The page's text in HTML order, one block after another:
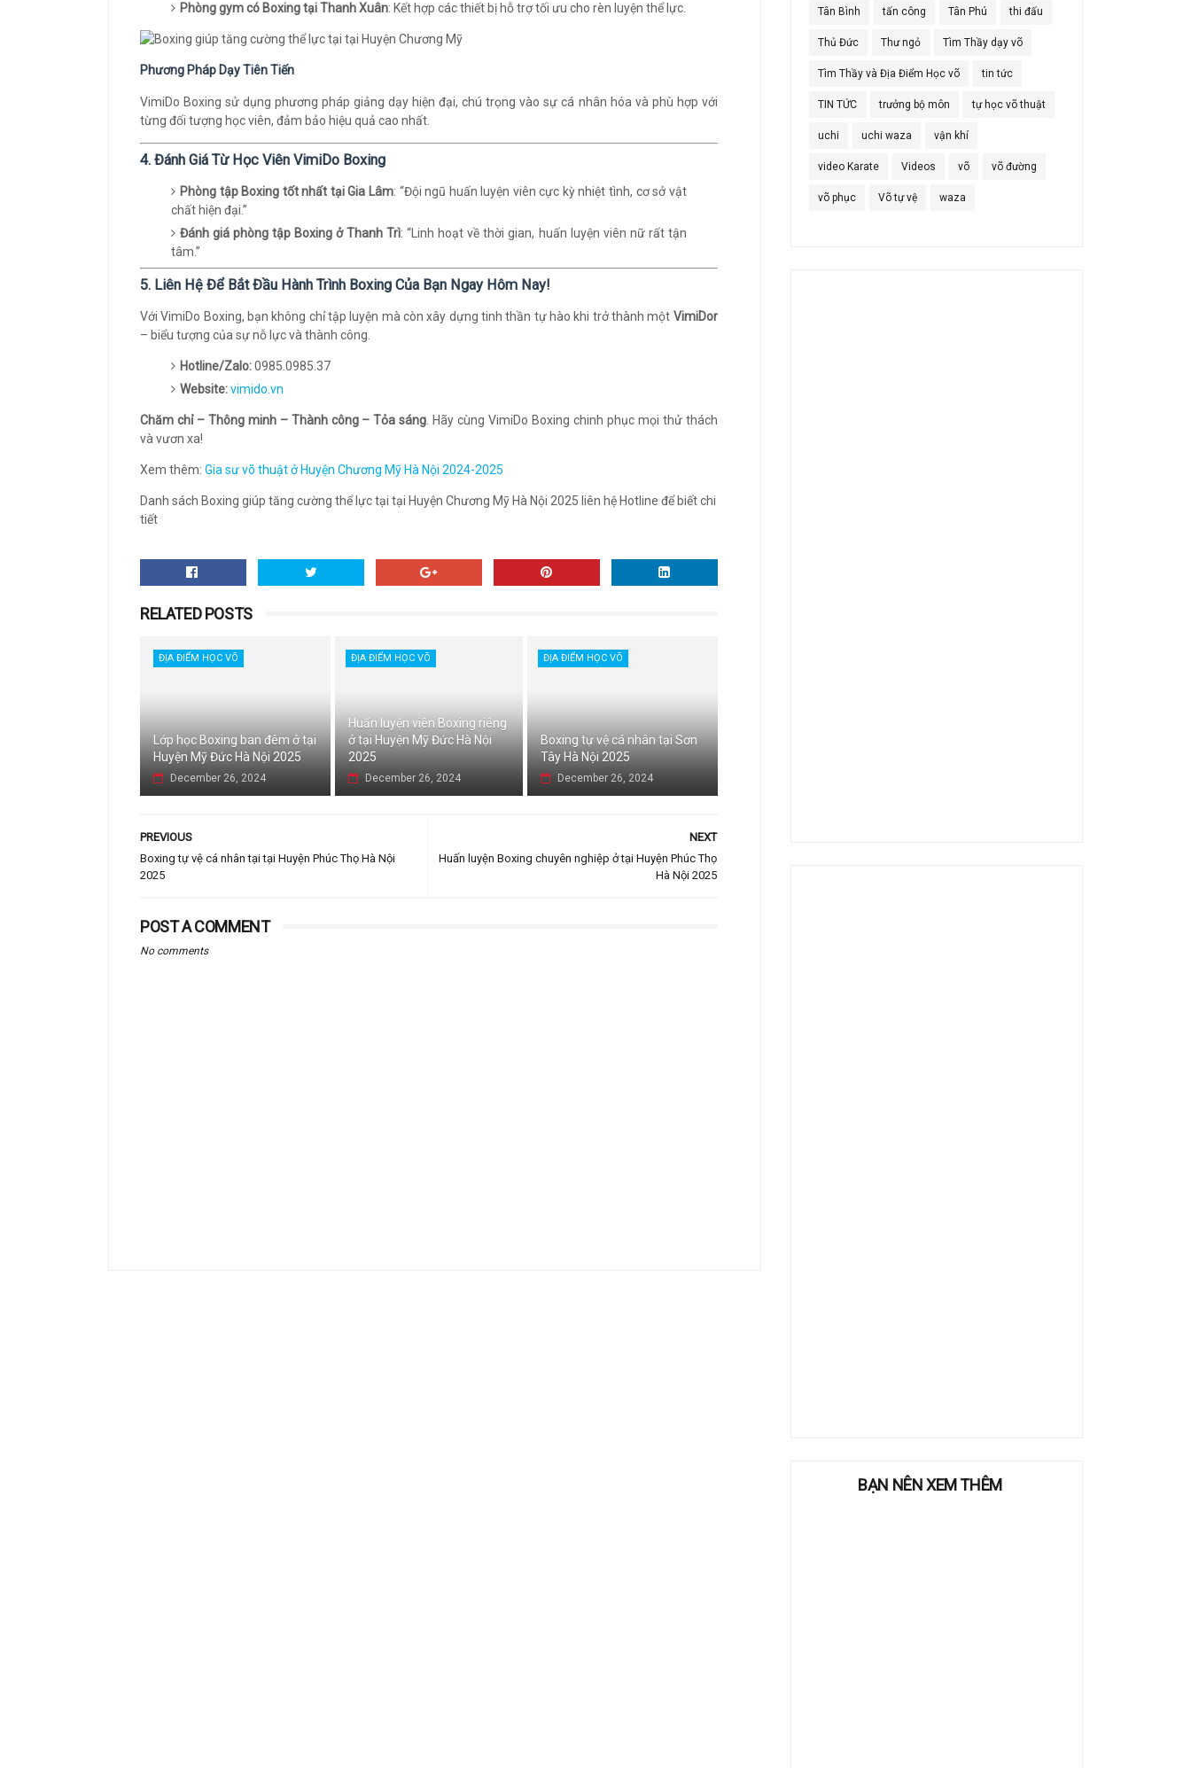
Phòng gym có Boxing tại Thanh Xuân: Kết hợp các thiết bị hỗ trợ tối ưu cho rèn luyện thể lực.
Phương Pháp Dạy Tiên Tiến
VimiDo Boxing sử dụng phương pháp giảng dạy hiện đại, chú trọng vào sự cá nhân hóa và phù hợp với
từng đối tượng học viên, đảm bảo hiệu quả cao nhất.
4. Đánh Giá Từ Học Viên VimiDo Boxing
Phòng tập Boxing tốt nhất tại Gia Lâm: “Đội ngũ huấn luyện viên cực kỳ nhiệt tình, cơ sở vật
chất hiện đại.”
Đánh giá phòng tập Boxing ở Thanh Trì: “Linh hoạt về thời gian, huấn luyện viên nữ rất tận
tâm.”
5. Liên Hệ Để Bắt Đầu Hành Trình Boxing Của Bạn Ngay Hôm Nay!
Với VimiDo Boxing, bạn không chỉ tập luyện mà còn xây dựng tinh thần tự hào khi trở thành một VimiDor
– biểu tượng của sự nỗ lực và thành công.
Hotline/Zalo:0985.0985.37
Website:vimido.vn
Chăm chỉ – Thông minh – Thành công – Tỏa sáng . Hãy cùng VimiDo Boxing chinh phục mọi thử thách
và vươn xa!
Xem thêm: Gia sư võ thuật ở Huyện Chương Mỹ Hà Nội 2024-2025
Danh sách Boxing giúp tăng cường thể lực tại tại Huyện Chương Mỹ Hà Nội 2025 liên hệ Hotline để biết chi
tiết
RELATED POSTS
ĐỊA ĐIỂM HỌC VÕ
Lớp học Boxing ban đêm ở tại
Huyện Mỹ Đức Hà Nội 2025
December 26, 2024
ĐỊA ĐIỂM HỌC VÕ
Huấn luyện viên Boxing riêng
ở tại Huyện Mỹ Đức Hà Nội
2025
December 26, 2024
ĐỊA ĐIỂM HỌC VÕ
Boxing tự vệ cá nhân tại Sơn
Tây Hà Nội 2025
December 26, 2024
NEXT
Huấn luyện Boxing chuyên nghiệp ở tại Huyện Phúc Thọ
Hà Nội 2025
PREVIOUS
Boxing tự vệ cá nhân tại tại Huyện Phúc Thọ Hà Nội
2025
POST A COMMENT
No comments
Tân Bình tấn công Tân Phú thi đấu
Thủ Đức Thư ngỏ Tìm Thầy dạy võ
Tìm Thầy và Địa Điểm Học võ tin tức
TIN TỨC trưởng bộ môn tự học võ thuật
uchi uchi waza vận khí
video Karate Videos võ võ đường
võ phục Võ tự vệ waza
BẠN NÊN XEM THÊM